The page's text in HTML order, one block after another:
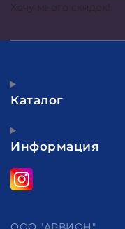
Хочу много скидок!
Каталог
Информация